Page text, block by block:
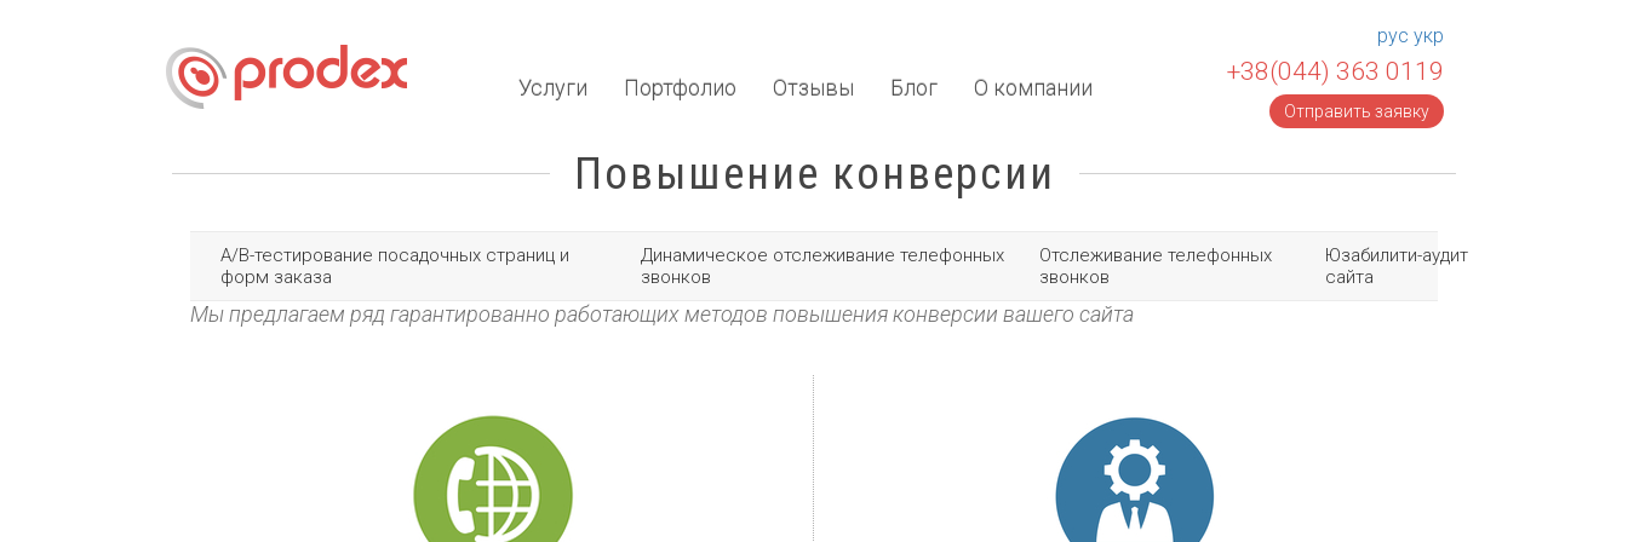
Услуги Портфолио Отзывы Блог О компании
рус укр
+38(044) 363 0119
Отправить заявку
Повышение конверсии
A/B-тестирование посадочных страниц и
форм заказа
Динамическое отслеживание телефонных
звонков
Отслеживание телефонных
звонков
Юзабилити-аудит
сайта
Мы предлагаем ряд гарантированно работающих методов повышения конверсии вашего сайта